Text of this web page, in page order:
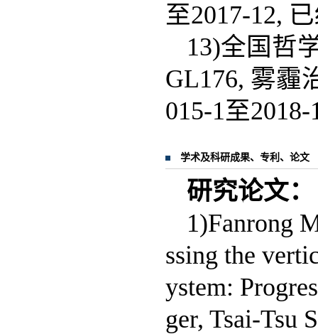
至2017-12,
13)全国哲
GL176, 雾霾
015-1至
学术及科研成果、专利、论文
研究论文：
1)Fanrong
ssing the
ystem:
ger, Tsai-Tsu